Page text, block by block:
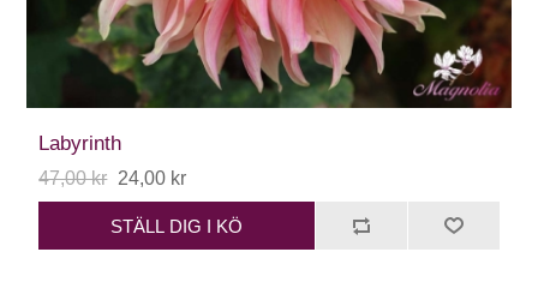
Labyrinth
47,00 kr 24,00 kr
STÄLL DIG I KÖ